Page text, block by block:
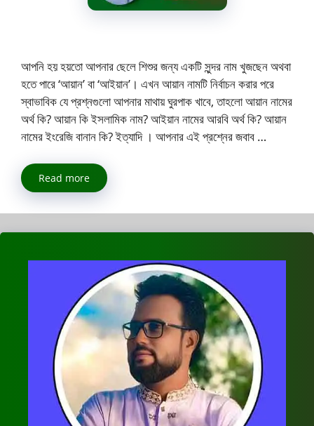
আপনি হয় হয়তো আপনার ছেলে শিশুর জন্য একটি সুন্দর নাম খুজছেন অথবা
হতে পারে ‘আয়ান’ বা ‘আইয়ান’। এখন আয়ান নামটি নির্বাচন করার পরে
স্বাভাবিক যে প্রশ্নগুলো আপনার মাথায় ঘুরপাক খাবে, তাহলো আয়ান নামের
অর্থ কি? আয়ান কি ইসলামিক নাম? আইয়ান নামের আরবি অর্থ কি? আয়ান
নামের ইংরেজি বানান কি? ইত্যাদি । আপনার এই প্রশ্নের জবাব …
Read more